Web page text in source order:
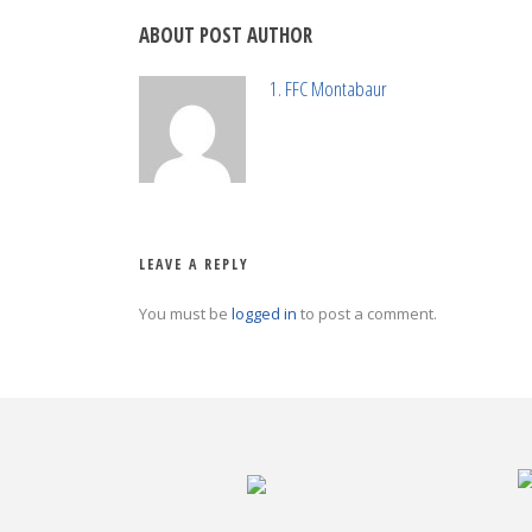
ABOUT POST AUTHOR
1. FFC Montabaur
LEAVE A REPLY
You must be logged in to post a comment.